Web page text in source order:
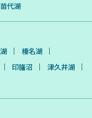
代湖
榛名湖
印旛沼
津久井湖